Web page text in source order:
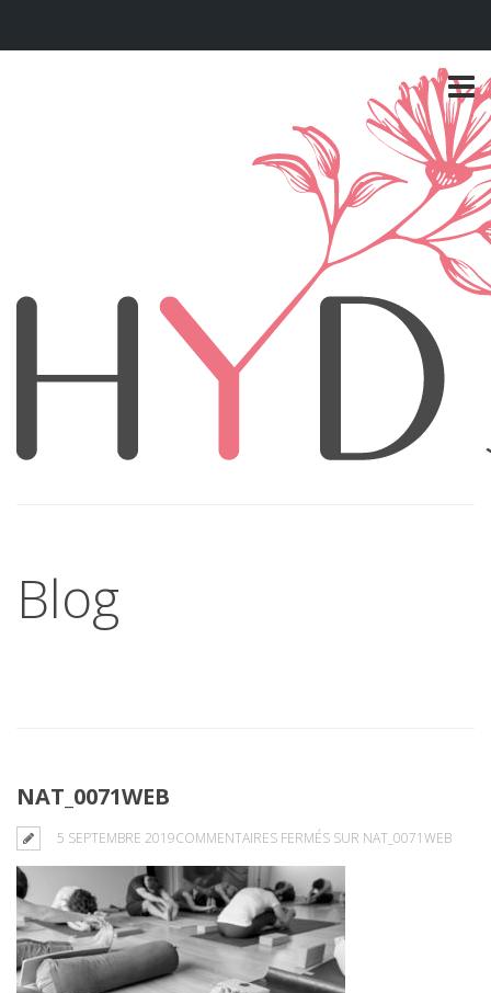
Blog
NAT_0071WEB
5 SEPTEMBRE 2019COMMENTAIRES FERMÉS SUR NAT_0071WEB